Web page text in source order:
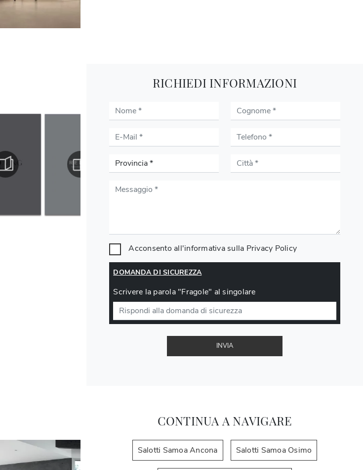
RICHIEDI INFORMAZIONI
Acconsento all'informativa sulla Privacy Policy
DOMANDA DI SICUREZZA
Scrivere la parola "Fragole" al singolare
INVIA
CONTINUA A NAVIGARE
Salotti Samoa Ancona Salotti Samoa Osimo